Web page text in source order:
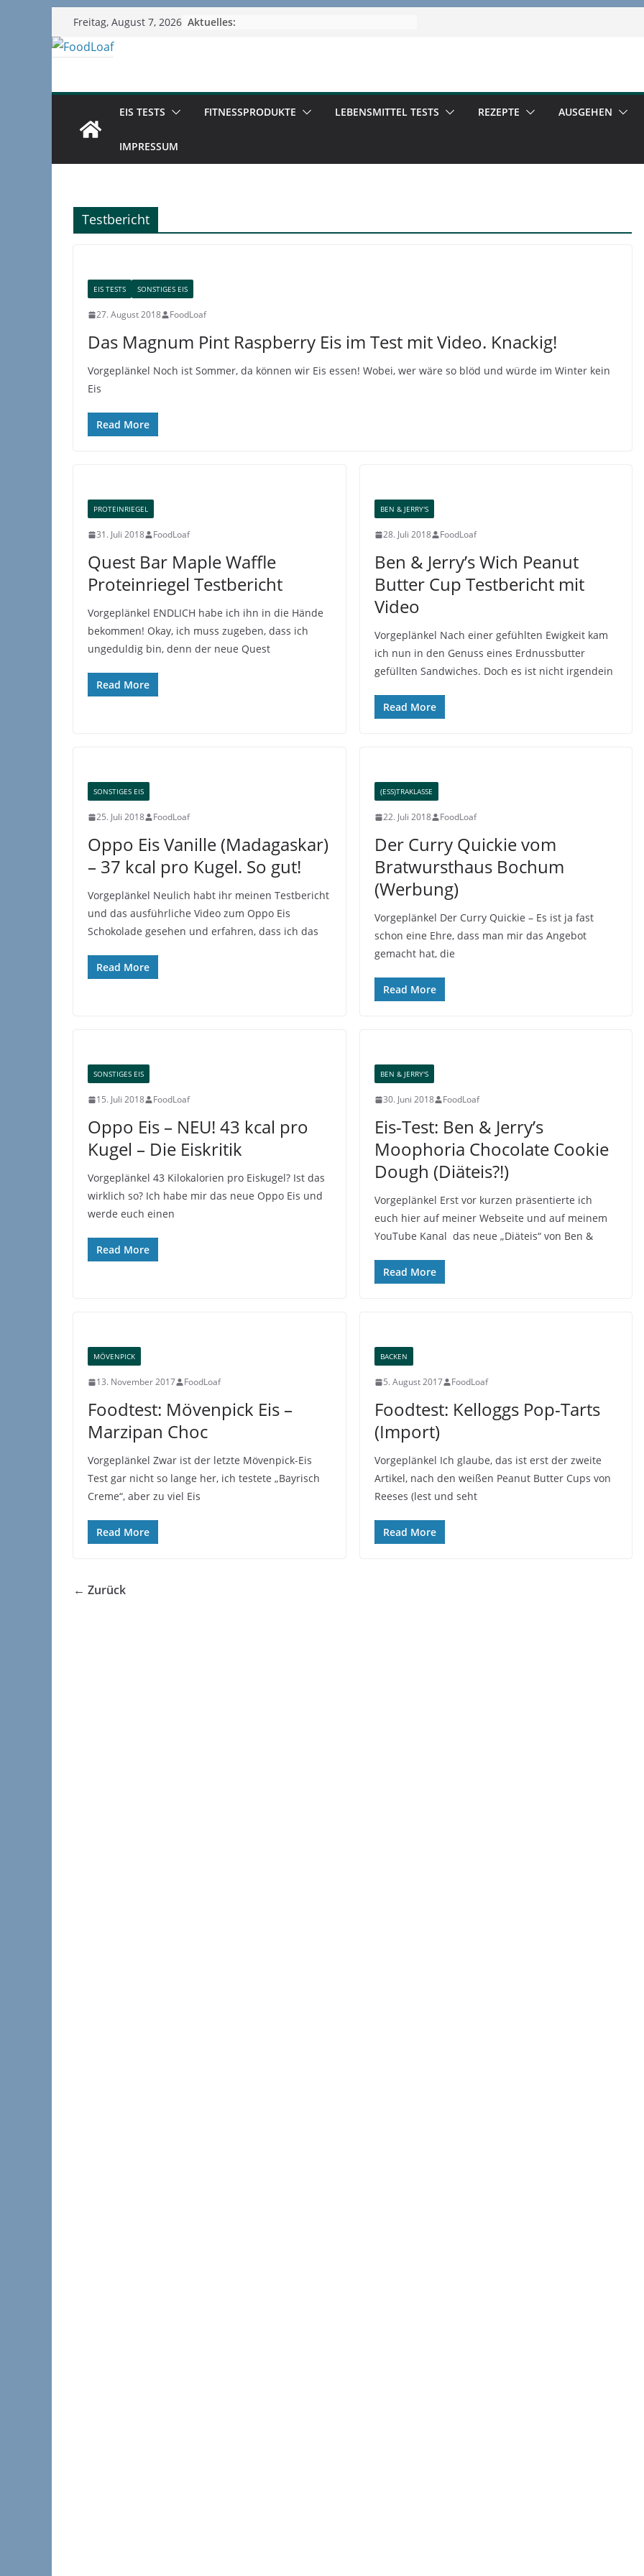
Zum
Inhalt
springen
Freitag, August 7, 2026 Aktuelles:
EIS TESTS FITNESSPRODUKTE LEBENSMITTEL TESTS REZEPTE AUSGEHEN
IMPRESSUM
Testbericht
EIS TESTS SONSTIGES EIS
27. August 2018 FoodLoaf
Das Magnum Pint Raspberry Eis im Test mit Video. Knackig!
Vorgeplänkel Noch ist Sommer, da können wir Eis essen! Wobei, wer wäre so blöd und würde im Winter kein
Eis
Read More
PROTEINRIEGEL
31. Juli 2018 FoodLoaf
Quest Bar Maple Waffle
Proteinriegel Testbericht
Vorgeplänkel ENDLICH habe ich ihn in die Hände
bekommen! Okay, ich muss zugeben, dass ich
ungeduldig bin, denn der neue Quest
Read More
BEN & JERRY'S
28. Juli 2018 FoodLoaf
Ben & Jerry’s Wich Peanut
Butter Cup Testbericht mit
Video
Vorgeplänkel Nach einer gefühlten Ewigkeit kam
ich nun in den Genuss eines Erdnussbutter
gefüllten Sandwiches. Doch es ist nicht irgendein
Read More
SONSTIGES EIS
25. Juli 2018 FoodLoaf
Oppo Eis Vanille (Madagaskar)
– 37 kcal pro Kugel. So gut!
Vorgeplänkel Neulich habt ihr meinen Testbericht
und das ausführliche Video zum Oppo Eis
Schokolade gesehen und erfahren, dass ich das
Read More
(ESS)TRAKLASSE
22. Juli 2018 FoodLoaf
Der Curry Quickie vom
Bratwursthaus Bochum
(Werbung)
Vorgeplänkel Der Curry Quickie – Es ist ja fast
schon eine Ehre, dass man mir das Angebot
gemacht hat, die
Read More
SONSTIGES EIS
15. Juli 2018 FoodLoaf
Oppo Eis – NEU! 43 kcal pro
Kugel – Die Eiskritik
Vorgeplänkel 43 Kilokalorien pro Eiskugel? Ist das
wirklich so? Ich habe mir das neue Oppo Eis und
werde euch einen
Read More
BEN & JERRY'S
30. Juni 2018 FoodLoaf
Eis-Test: Ben & Jerry’s
Moophoria Chocolate Cookie
Dough (Diäteis?!)
Vorgeplänkel Erst vor kurzen präsentierte ich
euch hier auf meiner Webseite und auf meinem
YouTube Kanal das neue „Diäteis“ von Ben &
Read More
MÖVENPICK
13. November 2017 FoodLoaf
Foodtest: Mövenpick Eis –
Marzipan Choc
Vorgeplänkel Zwar ist der letzte Mövenpick-Eis
Test gar nicht so lange her, ich testete „Bayrisch
Creme“, aber zu viel Eis
Read More
BACKEN
5. August 2017 FoodLoaf
Foodtest: Kelloggs Pop-Tarts
(Import)
Vorgeplänkel Ich glaube, das ist erst der zweite
Artikel, nach den weißen Peanut Butter Cups von
Reeses (lest und seht
Read More
← Zurück